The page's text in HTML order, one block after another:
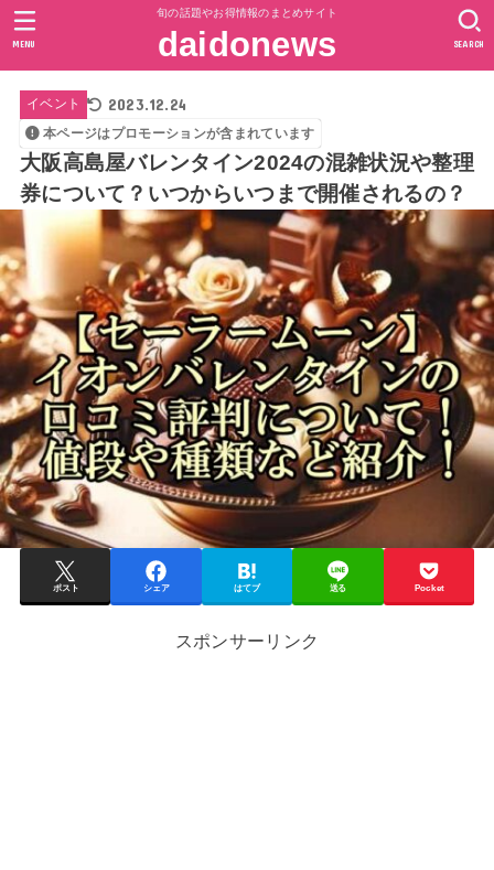
旬の話題やお得情報のまとめサイト
daidonews SEARCH
MENU
イベント 2023.12.24
本ページはプロモーションが含まれています
大阪高島屋バレンタイン2024の混雑状況や整理
券について？いつからいつまで開催されるの？
ポスト シェア はてブ 送る Pocket
スポンサーリンク